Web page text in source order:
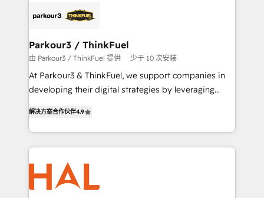
Program, HubSpot.
data hygiene, and tailored HubSpot solutions. Our
a global consultancy with the care and agility of a
boutique firm. At Triario, we’re big enough to deliver
but small enough to listen. Our Services: HubSpot
implementations & data migration Custom AI agents
Website design Let’s turn your CRM into your growth
engine!
Parkour3 / ThinkFuel
由 Parkour3 / ThinkFuel 提供 少于 10 次安装
At Parkour3 & ThinkFuel, we support companies in
developing their digital strategies by leveraging
sales processes to generate growth. Our offer spans
from Strategy to Operations. We specialize in CRM
onboarding and implementation, web design, sales
& marketing automation, and digital marketing. With
extensive experience working with tech companies
and manufacturers since 2002, we are committed to
解决方案合作伙伴4.9